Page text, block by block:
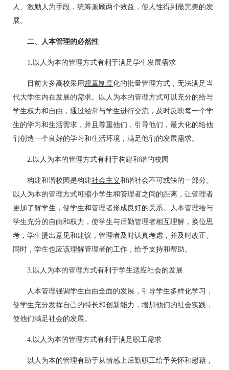
人、激励人为手段，统筹兼顾两个效益，使人性得到最完美的发
展。
二、人本管理的必然性
1.以人为本的管理方式有利于满足学生发展需求
目前大多高校采用规章制度化的批量管理方式，无法满足当
代大学生内在发展的需求。以人为本的管理方式可以充分的给与
学生权力和自由，通过经常与学生进行交流，及时反映每一个学
生的学习和生活需求，并且尊重他们，引导他们，最大化的给他
们创造一个良好的学习和生活环境，满足他们的发展需求。
2.以人为本的管理方式有利于构建和谐的校园
构建和谐校园是构建社会主义和谐社会不可或缺的一部分。
以人为本的管理方式可缩小学生和管理者之间的距离，让管理者
更加了解学生，使学生和管理者形成良好的关系。人本管理给与
学生充分的自由和权力，使学生与后勤管理者相互理解，换位思
考，学生提出意见和建议，管理者及时认真考虑，并及时改正。
同时，学生也应该理解管理者的工作，给予支持和帮助。
3.以人为本的管理方式有利于学生适应社会的发展
人本管理强调学生自由全面的发展，引导学生多样化学习，
使学生充分发挥自己的特长和创新能力，增加他们的社会实践，
使他们满足社会的发展。
4.以人为本的管理方式有利于满足职工需求
以人为本的管理有助于从情感上后勤职工给予关怀和慰藉，